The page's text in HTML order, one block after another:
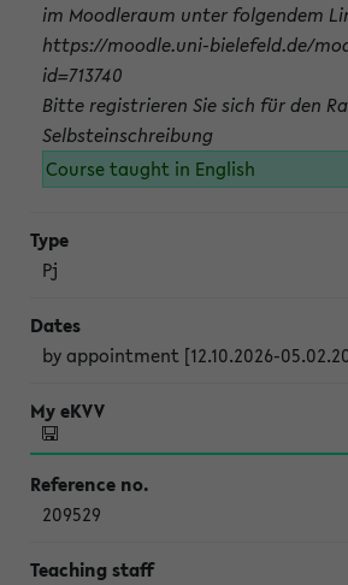
im Moodleraum unter folgendem
https://moodle.uni-bielefeld.de/
id=713740
Bitte registrieren Sie sich für den
Selbsteinschreibung
Course taught in English
Pj
by appointment [12.10.2026-
209529